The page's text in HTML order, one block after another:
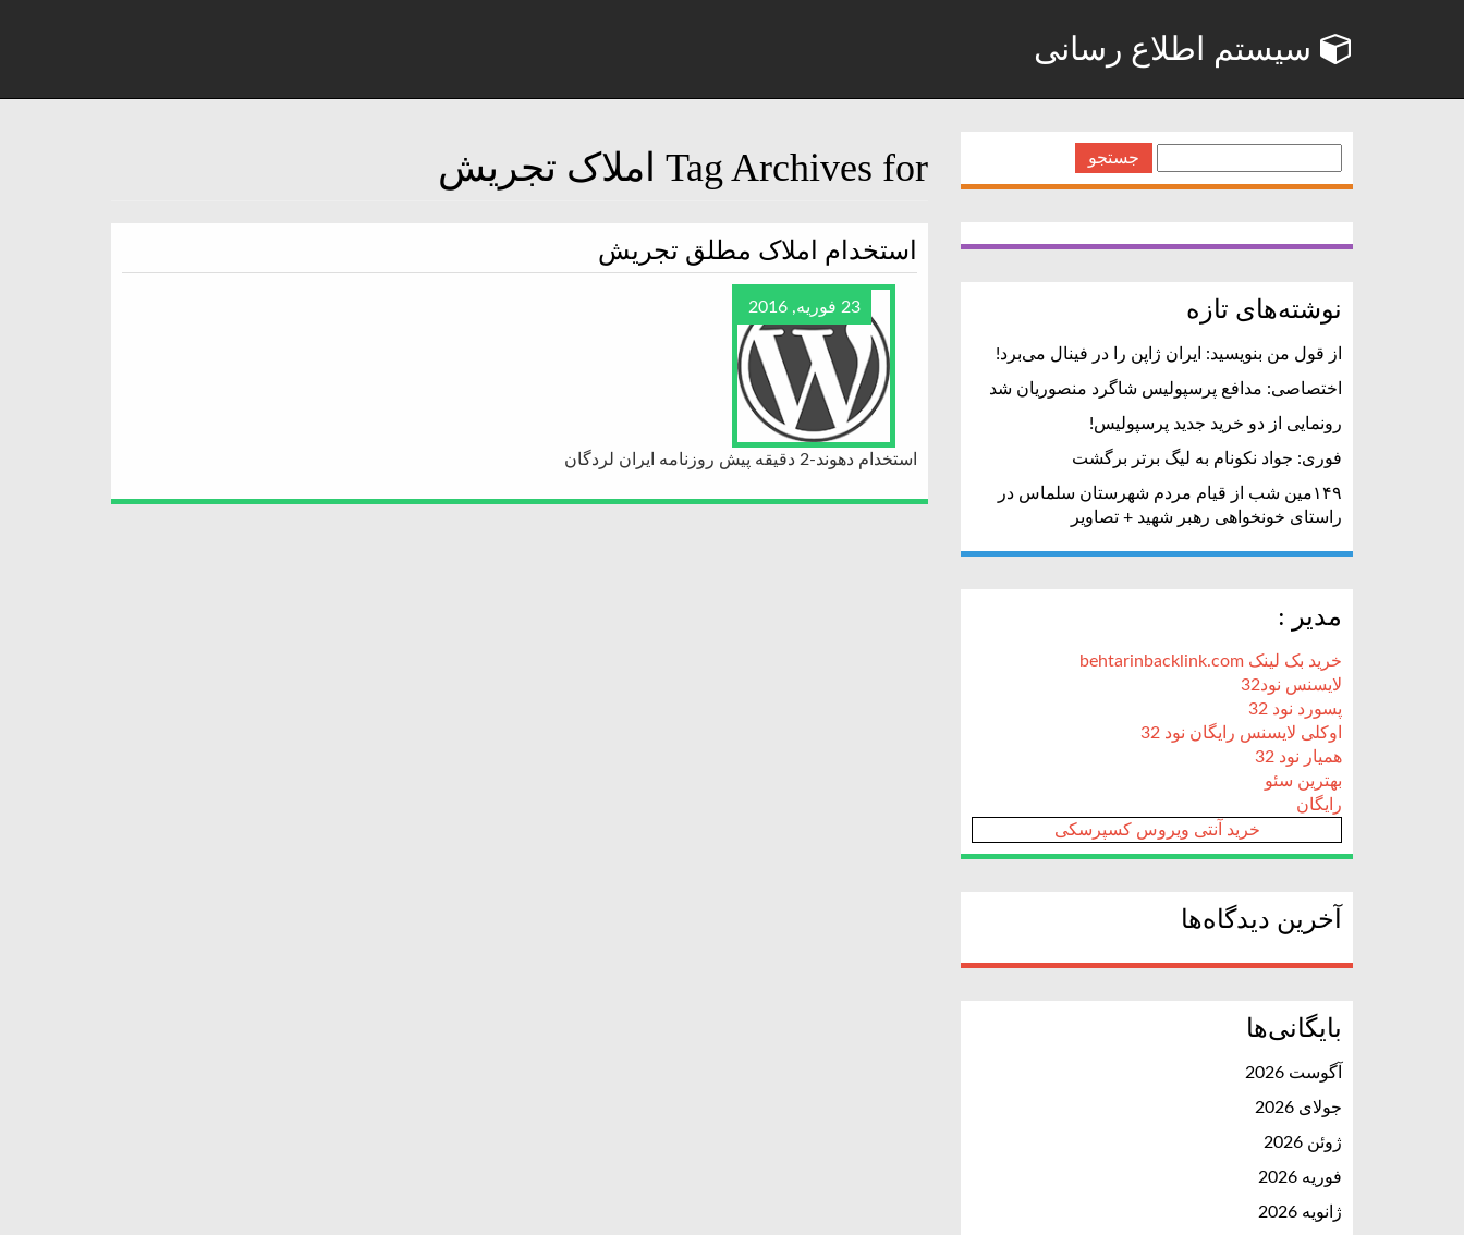
سیستم اطلاع رسانی
Tag Archives for املاک تجریش
استخدام املاک مطلق تجریش
23 فوریه, 2016
استخدام دهوند-2 دقیقه پیش روزنامه ایران لردگان
نوشته‌های تازه
از قول من بنویسید: ایران ژاپن را در فینال می‌برد!
اختصاصی: مدافع پرسپولیس شاگرد منصوریان شد
رونمایی از دو خرید جدید پرسپولیس!
فوری: جواد نکونام به لیگ برتر برگشت
۱۴۹مین شب از قیام مردم شهرستان سلماس در
راستای خونخواهی رهبر شهید + تصاویر
مدیر :
خرید بک لینک behtarinbacklink.com
لایسنس نود32
پسورد نود 32
اوکلی لایسنس رایگان نود 32
همیار نود 32
بهترین سئو
رایگان
خرید آنتی ویروس کسپرسکی
آخرین دیدگاه‌ها
بایگانی‌ها
آگوست 2026
جولای 2026
ژوئن 2026
فوریه 2026
ژانویه 2026